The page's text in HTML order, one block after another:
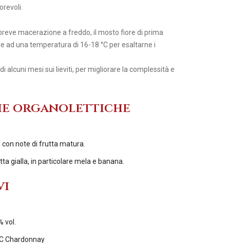
macerazione a freddo, il mosto fiore di prima
una temperatura di 16-18 °C per esaltarne i
alcuni mesi sui lieviti, per migliorare la complessità e
organolettiche
note di frutta matura.
gialla, in particolare mela e banana.
vol.
Chardonnay